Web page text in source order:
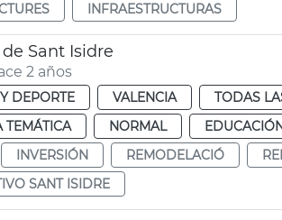
INFRAESTRUCTURAS
Sant Isidre
2 años
DEPORTE VALENCIA TODAS
TEMÁTICA
NORMAL
INVERSIÓN REMODELACIÓ
SANT ISIDRE